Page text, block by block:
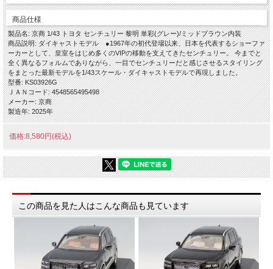
商品仕様
製品名: 京商 1/43 トヨタ センチュリー 黎明 単彩(グレー)/ミッドブラウン内装
商品説明: ダイキャストモデル ●1967年の初代登場以来、日本を代表するショーファ
ーカーとして、皇室をはじめ多くのVIPの移動を支えてきたセンチュリー。 今までと
全く異なるフォルムでありながら、一目でセンチュリーだと感じさせるスタイリング
をまとった最新モデルを1/43スケール・ダイキャストモデルで再現しました。
型番: KS03926G
ＪＡＮコード: 4548565495498
メーカー: 京商
製造年: 2025年
価格:8,580円(税込)
この商品を見た人はこんな商品も見ています